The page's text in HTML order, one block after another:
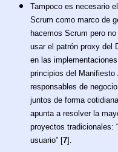
Tampoco es necesario
Scrum como marco de
hacemos Scrum pero
usar el patrón proxy del
en las
principios del Manifiesto
responsables de
juntos de forma
apunta a resolver la
proyectos tradicionales:
usuario” [7].